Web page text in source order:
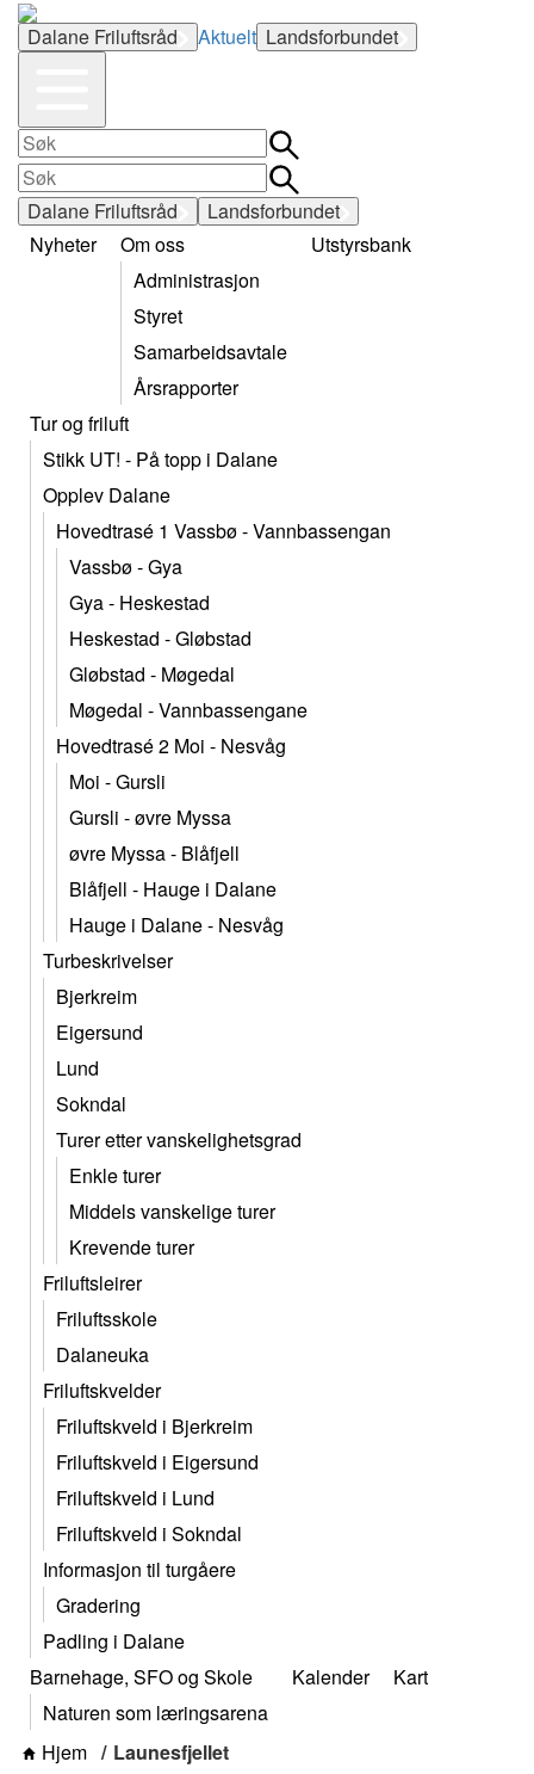
Dalane Friluftsråd Aktuelt Landsforbundet
Dalane Friluftsråd
Landsforbundet
Nyheter
Om oss
Administrasjon
Styret
Samarbeidsavtale
Årsrapporter
Utstyrsbank
Tur og friluft
Stikk UT! - På topp i Dalane
Opplev Dalane
Hovedtrasé 1 Vassbø - Vannbassengan
Vassbø - Gya
Gya - Heskestad
Heskestad - Gløbstad
Gløbstad - Møgedal
Møgedal - Vannbassengane
Hovedtrasé 2 Moi - Nesvåg
Moi - Gursli
Gursli - øvre Myssa
øvre Myssa - Blåfjell
Blåfjell - Hauge i Dalane
Hauge i Dalane - Nesvåg
Turbeskrivelser
Bjerkreim
Eigersund
Lund
Sokndal
Turer etter vanskelighetsgrad
Enkle turer
Middels vanskelige turer
Krevende turer
Friluftsleirer
Friluftsskole
Dalaneuka
Friluftskvelder
Friluftskveld i Bjerkreim
Friluftskveld i Eigersund
Friluftskveld i Lund
Friluftskveld i Sokndal
Informasjon til turgåere
Gradering
Padling i Dalane
Barnehage, SFO og Skole
Naturen som læringsarena
Kalender Kart
Hjem Launesfjellet